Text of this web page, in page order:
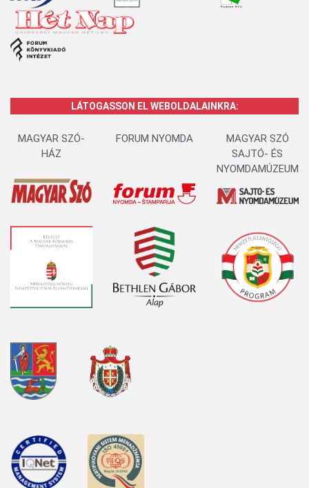
LÁTOGASSON EL WEBOLDALAINKRA:
MAGYAR SZÓ-
HÁZ
FORUM NYOMDA
MAGYAR SZÓ
SAJTÓ- ÉS
NYOMDAMÚZEUM